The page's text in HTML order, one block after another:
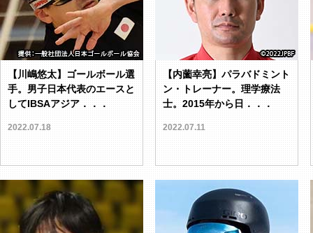
【川嶋悠太】ゴールボール選
手。男子日本代表のエースと
してIBSAアジア．．．
2022.07.18
【内薗幸亮】パラバドミント
ン・トレーナー。理学療法
士。2015年から日．．．
2022.07.11